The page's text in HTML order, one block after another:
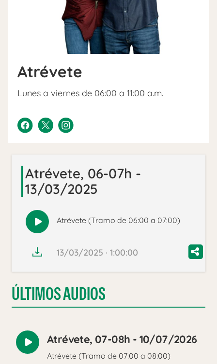
Atrévete
Lunes a viernes de 06:00 a 11:00 a.m.
Atrévete, 06-07h -
13/03/2025
Reproducir
audio
Atrévete (Tramo de 06:00 a 07:00)
13/03/2025 · 1:00:00
ÚLTIMOS AUDIOS
Reproducir
audio
Atrévete, 07-08h - 10/07/2026
Atrévete (Tramo de 07:00 a 08:00)